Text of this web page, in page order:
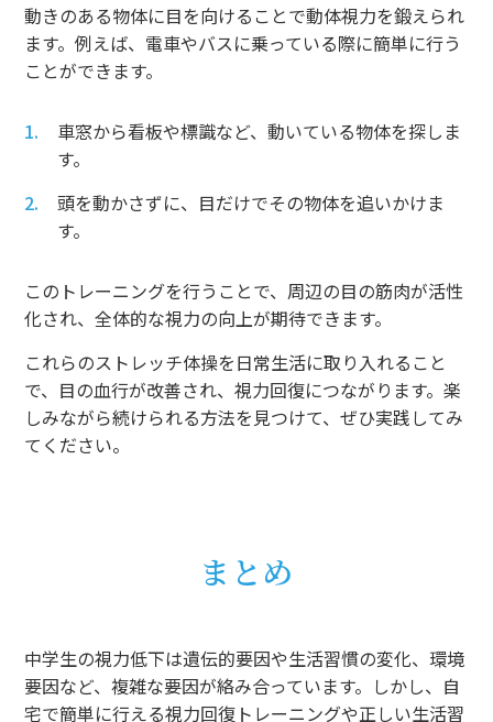
動きのある物体に目を向けることで動体視力を鍛えられ
ます。例えば、電車やバスに乗っている際に簡単に行う
ことができます。
車窓から看板や標識など、動いている物体を探しま
す。
頭を動かさずに、目だけでその物体を追いかけま
す。
このトレーニングを行うことで、周辺の目の筋肉が活性
化され、全体的な視力の向上が期待できます。
これらのストレッチ体操を日常生活に取り入れること
で、目の血行が改善され、視力回復につながります。楽
しみながら続けられる方法を見つけて、ぜひ実践してみ
てください。
まとめ
中学生の視力低下は遺伝的要因や生活習慣の変化、環境
要因など、複雑な要因が絡み合っています。しかし、自
宅で簡単に行える視力回復トレーニングや正しい生活習